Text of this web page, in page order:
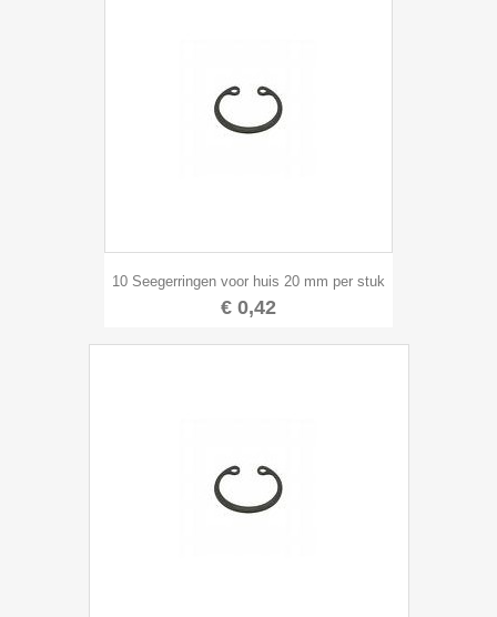
10 Seegerringen voor huis 20 mm per stuk
€ 0,42